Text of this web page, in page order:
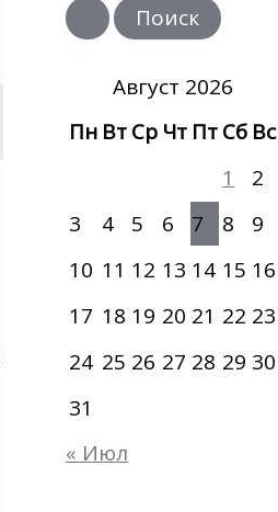
и
с
Август 2026
Пн ВтСр Чт ПтСб Вс
1
2
3
4 5 6 7 8
9
10 11 12 13 14 15 16
17 18 19 20 21 22 23
24 25 26 27 28 29 30
31
« Июл